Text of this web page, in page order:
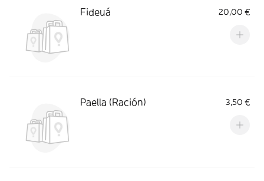
Fideuá 20,00 €
Paella (Ración) 3,50 €